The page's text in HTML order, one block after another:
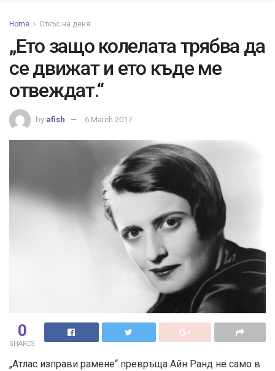
Home Откъс на деня
„Ето защо колелата трябва да
се движат и ето къде ме
отвеждат.“
by afish 6 March 2017
0
SHARES
„Атлас изправи рамене“ превръща Айн Ранд не само в